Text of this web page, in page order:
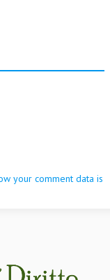
your comment data is